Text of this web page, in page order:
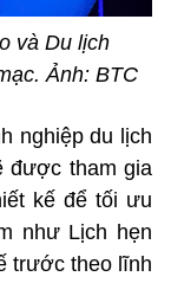
và Du lịch
Ảnh: BTC
nghiệp du lịch
được tham gia
kế để tối ưu
như Lịch hẹn
trước theo lĩnh